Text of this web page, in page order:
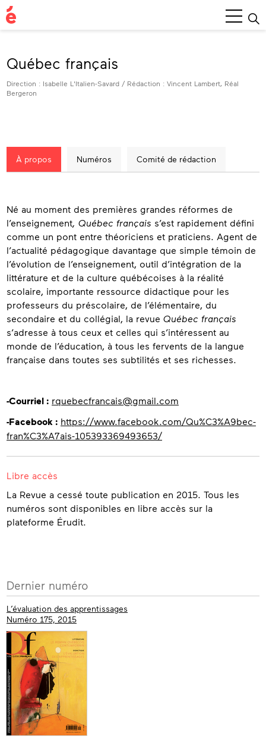
Menu
Québec français
Direction : Isabelle L'Italien-Savard / Rédaction : Vincent Lambert, Réal
Bergeron
À propos Numéros Comité de rédaction
À
propos
Né au moment des premières grandes réformes de
l’enseignement, Québec français s’est rapidement défini
comme un pont entre théoriciens et praticiens. Agent de
l’actualité pédagogique davantage que simple témoin de
l’évolution de l’enseignement, outil d’intégration de la
littérature et de la culture québécoises à la réalité
scolaire, importante ressource didactique pour les
professeurs du préscolaire, de l’élémentaire, du
secondaire et du collégial, la revue Québec français
s’adresse à tous ceux et celles qui s’intéressent au
monde de l’éducation, à tous les fervents de la langue
française dans toutes ses subtilités et ses richesses.
Coordonnées
-Courriel : rquebecfrancais@gmail.com
-Facebook : https://www.facebook.com/Qu%C3%A9bec-
fran%C3%A7ais-105393369493653/
Libre accès
La Revue a cessé toute publication en 2015. Tous les
numéros sont disponibles en libre accès sur la
plateforme Érudit.
Plus
d’informations
Dernier numéro
L’évaluation des apprentissages
Numéro 175, 2015